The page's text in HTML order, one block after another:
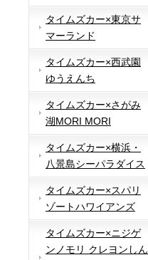
タイムズカー×東京サ
マーランド
タイムズカー×西武園
ゆうえんち
タイムズカー×さがみ
湖MORI MORI
タイムズカー×横浜・
八景島シーパラダイス
タイムズカー×スパリ
ゾートハワイアンズ
タイムズカー×ニジゲ
ンノモリ クレヨンしん